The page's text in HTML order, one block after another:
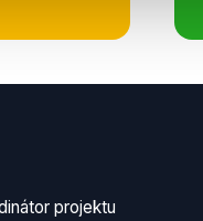
projektu